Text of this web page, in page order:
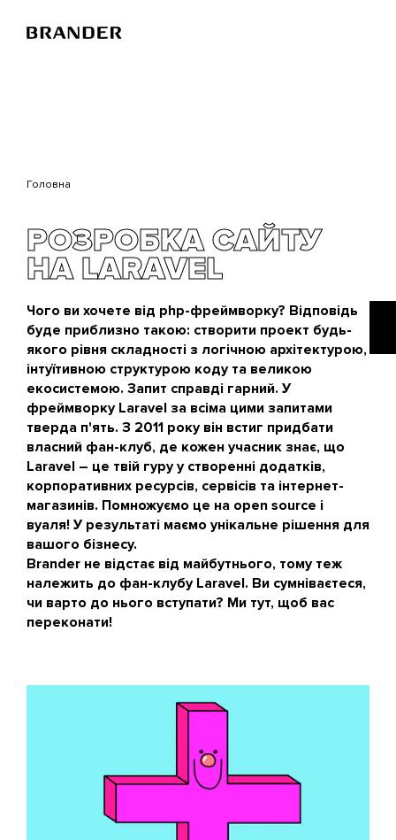
Головна
РОЗРОБКА САЙТУ
НА LARAVEL
Чого ви хочете від php-фреймворку? Відповідь
буде приблизно такою: створити проект будь-
якого рівня складності з логічною архітектурою,
інтуїтивною структурою коду та великою
екосистемою. Запит справді гарний. У
фреймворку Laravel за всіма цими запитами
тверда п'ять. З 2011 року він встиг придбати
власний фан-клуб, де кожен учасник знає, що
Laravel – це твій гуру у створенні додатків,
корпоративних ресурсів, сервісів та інтернет-
магазинів. Помножуємо це на open source і
вуаля! У результаті маємо унікальне рішення для
вашого бізнесу.
Brander не відстає від майбутнього, тому теж
належить до фан-клубу Laravel. Ви сумніваєтеся,
чи варто до нього вступати? Ми тут, щоб вас
переконати!